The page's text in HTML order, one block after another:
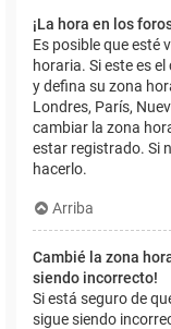
¡La hora en los
Es posible que esté
horaria. Si este es
y defina su zona
Londres, París,
cambiar la zona
estar registrado. Si
hacerlo.
Arriba
Cambié la zona
siendo incorrecto!
Si está seguro de
sigue siendo